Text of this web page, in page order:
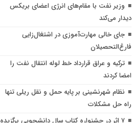
وزیر نفت با مقام‌های انرژی اعضای بریکس
دیدار می‌کند
جای خالی مهارت‌آموزی در اشتغال‌زایی
فارغ‌التحصیلان
ترکیه و عراق قرارداد خط لوله انتقال نفت را
امضا کردند
نظام شهرنشینی بر پایه حمل و نقل ریلی تنها
راه‌ حل مشکلات
۷ اثر در جشنواره کتاب سال دانشجویی برگزیده